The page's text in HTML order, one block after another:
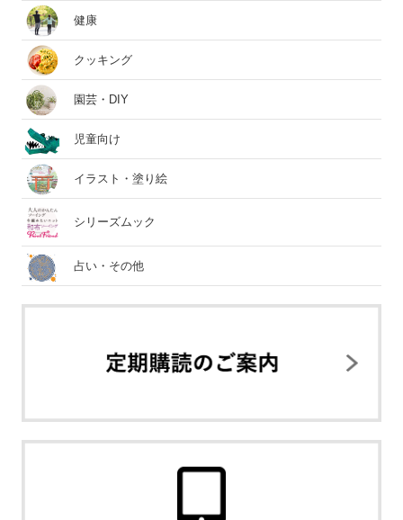
健康
クッキング
園芸・DIY
児童向け
イラスト・塗り絵
シリーズムック
占い・その他